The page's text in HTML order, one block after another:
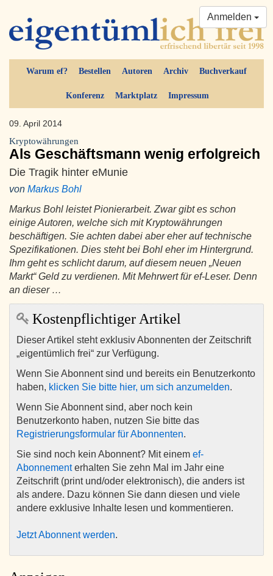
Warum ef? Bestellen Autoren Archiv Buchverkauf
Konferenz Marktplatz Impressum
Anmelden
09. April 2014
Kryptowährungen
Als Geschäftsmann wenig erfolgreich
Die Tragik hinter eMunie
von Markus Bohl
Markus Bohl leistet Pionierarbeit. Zwar gibt es schon
einige Autoren, welche sich mit Kryptowährungen
beschäftigen. Sie achten dabei aber eher auf technische
Spezifikationen. Dies steht bei Bohl eher im Hintergrund.
Ihm geht es schlicht darum, auf diesem neuen „Neuen
Markt“ Geld zu verdienen. Mit Mehrwert für ef-Leser. Denn
an dieser …
Kostenpflichtiger Artikel
Dieser Artikel steht exklusiv Abonnenten der Zeitschrift
„eigentümlich frei“ zur Verfügung.
Wenn Sie Abonnent sind und bereits ein Benutzerkonto
haben, klicken Sie bitte hier, um sich anzumelden.
Wenn Sie Abonnent sind, aber noch kein
Benutzerkonto haben, nutzen Sie bitte das
Registrierungsformular für Abonnenten.
Sie sind noch kein Abonnent? Mit einem ef-
Abonnementerhalten Sie zehn Mal im Jahr eine
Zeitschrift (print und/oder elektronisch), die anders ist
als andere. Dazu können Sie dann diesen und viele
andere exklusive Inhalte lesen und kommentieren.
Jetzt Abonnent werden.